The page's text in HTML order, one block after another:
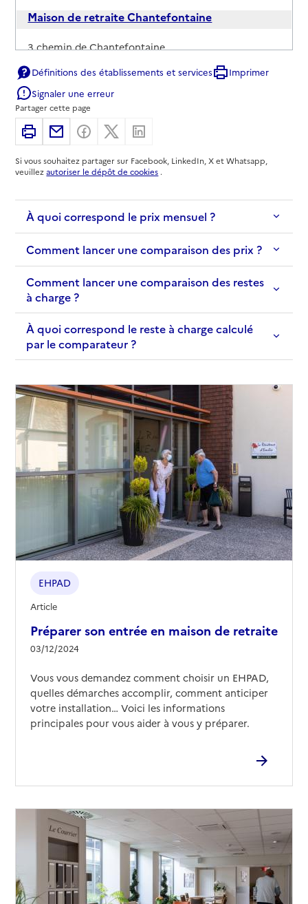
Maison de retraite Chantefontaine
Adresse
3 chemin de Chantefontaine
05 56 78 84 38
Contact
Site internet
Rapport HAS
Définitions des établissements et services
Imprimer
Signaler une erreur
Partager cette page
ImprimerPartager par email
Partager sur Facebook
Partager sur X
Si vous souhaitez partager sur Facebook, LinkedIn, X et Whatsapp,
veuillezautoriser le dépôt de cookies .
À quoi correspond le prix mensuel ?
Comment lancer une comparaison des prix ?
Comment lancer une comparaison des restes
à charge ?
À quoi correspond le reste à charge calculé
par le comparateur ?
Préparer son entrée en maison de retraite
03/12/2024
EHPAD
Article
Vous vous demandez comment choisir un EHPAD,
quelles démarches accomplir, comment anticiper
votre installation… Voici les informations
principales pour vous aider à vous y préparer.